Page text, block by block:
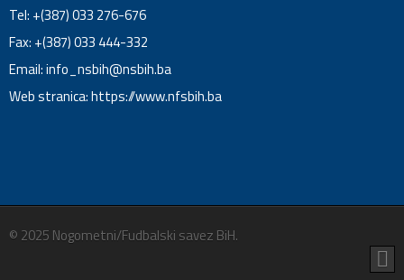
Tel: +(387) 033 276-676
Fax: +(387) 033 444-332
Email:info_nsbih@nsbih.ba
Web stranica: https://www.nfsbih.ba
© 2025 Nogometni/Fudbalski savez BiH.